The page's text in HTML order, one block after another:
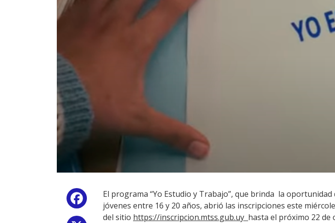
Facebook
El programa “Yo Estudio y Trabajo”, que brinda la
jóvenes entre 16 y 20 años, abrió las inscripciones este
del sitio https://inscripcion.mtss.gub.uy hasta el próximo 22 de